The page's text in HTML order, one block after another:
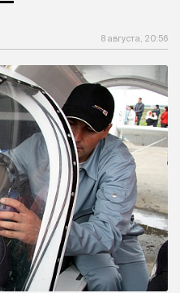
8 августа, 20:56